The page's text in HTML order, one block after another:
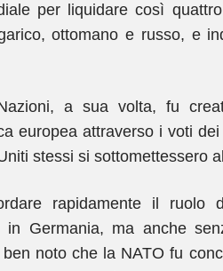
per liquidare così
ottomano e russo, e
a sua volta, fu
europea attraverso i voti
stessi si sottomettessero
rapidamente il ruolo
in Germania, ma anche
noto che la NATO fu